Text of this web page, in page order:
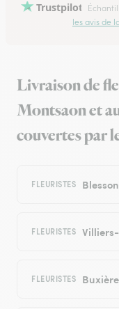
Trustpilot
les avis de
Livraison de
Montsaon et
couvertes par
FLEURISTES
FLEURISTES
FLEURISTES